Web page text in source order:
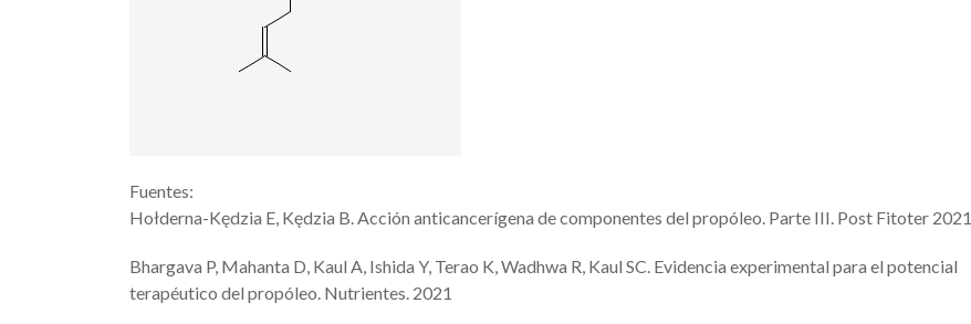
Fuentes:
Hołderna-Kędzia E, Kędzia B. Acción anticancerígena de componentes del propóleo. Parte III. Post Fitoter 2021
Bhargava P, Mahanta D, Kaul A, Ishida Y, Terao K, Wadhwa R, Kaul SC. Evidencia experimental para el potencial
terapéutico del propóleo. Nutrientes. 2021